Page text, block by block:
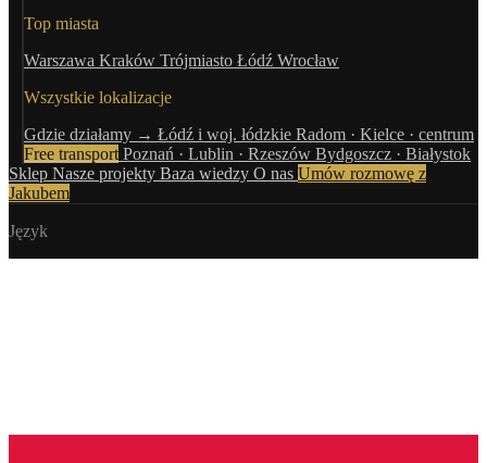
Top miasta
Warszawa Kraków Trójmiasto Łódź Wrocław
Wszystkie lokalizacje
Gdzie działamy → Łódź i woj. łódzkie Radom · Kielce · centrum
Free transport Poznań · Lublin · Rzeszów Bydgoszcz · Białystok
Sklep Nasze projekty Baza wiedzy O nas Umów rozmowę z
Jakubem
Język